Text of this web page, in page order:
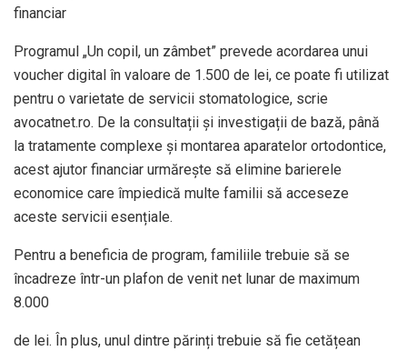
financiar
Programul „Un copil, un zâmbet” prevede acordarea unui
voucher digital în valoare de 1.500 de lei, ce poate fi utilizat
pentru o varietate de servicii stomatologice, scrie
avocatnet.ro. De la consultații și investigații de bază, până
la tratamente complexe și montarea aparatelor ortodontice,
acest ajutor financiar urmărește să elimine barierele
economice care împiedică multe familii să acceseze
aceste servicii esențiale.
Pentru a beneficia de program, familiile trebuie să se
încadreze într-un plafon de venit net lunar de maximum
8.000
de lei. În plus, unul dintre părinți trebuie să fie cetățean